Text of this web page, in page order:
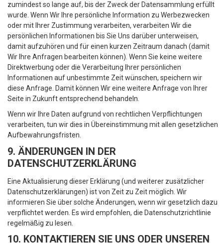
zumindest so lange auf, bis der Zweck der Datensammlung erfüllt
wurde. Wenn Wir Ihre persönliche Information zu Werbezwecken
oder mit Ihrer Zustimmung verarbeiten, verarbeiten Wir die
persönlichen Informationen bis Sie Uns darüber unterweisen,
damit aufzuhören und für einen kurzen Zeitraum danach (damit
Wir Ihre Anfragen bearbeiten können). Wenn Sie keine weitere
Direktwerbung oder die Verarbeitung Ihrer persönlichen
Informationen auf unbestimmte Zeit wünschen, speichern wir
diese Anfrage. Damit können Wir eine weitere Anfrage von Ihrer
Seite in Zukunft entsprechend behandeln.
Wenn wir Ihre Daten aufgrund von rechtlichen Verpflichtungen
verarbeiten, tun wir dies in Übereinstimmung mit allen gesetzlichen
Aufbewahrungsfristen.
9. ÄNDERUNGEN IN DER
DATENSCHUTZERKLÄRUNG
Eine Aktualisierung dieser Erklärung (und weiterer zusätzlicher
Datenschutzerklärungen) ist von Zeit zu Zeit möglich. Wir
informieren Sie über solche Änderungen, wenn wir gesetzlich dazu
verpflichtet werden. Es wird empfohlen, die Datenschutzrichtlinie
regelmäßig zu lesen.
10. KONTAKTIEREN SIE UNS ODER UNSEREN